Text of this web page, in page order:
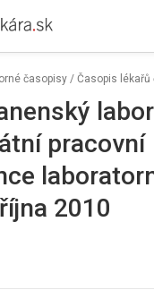
časopisy / Časopis lékařů
pracovní
2010